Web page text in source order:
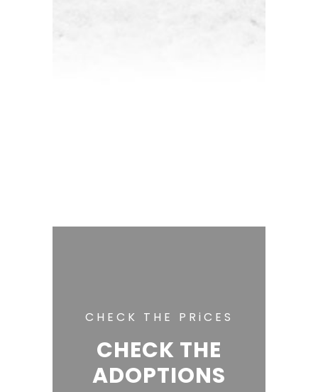
CHECK THE PRiCES
CHECK THE
ADOPTIONS